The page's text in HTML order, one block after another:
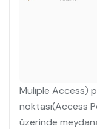
Muliple Access)
noktası(Access
üzerinde